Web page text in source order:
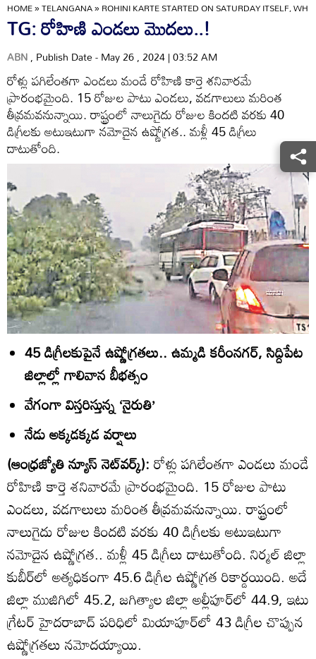
HOME»TELANGANA»ROHINI KARTE STARTED ON SATURDAY ITSELF,
TG: రోహిణి ఎండలు మొదలు..!
ABN, Publish Date - May 26 , 2024 | 03:52 AM
రోళ్లు పగిలేంతగా ఎండలు మండే రోహిణి కార్తె శనివారమే
ప్రారంభమైంది. 15 రోజుల పాటు ఎండలు, వడగాలులు మరింత
తీవ్రమవనున్నాయి. రాష్ట్రంలో నాలుగైదు రోజుల కిందటి వరకు 40
డిగ్రీలకు అటుఇటుగా నమోదైన ఉష్ణోగ్రత.. మళ్లీ 45 డిగ్రీలు
దాటుతోంది.
45 డిగ్రీలకుపైనే ఉష్ణోగ్రతలు.. ఉమ్మడి కరీంనగర్‌, సిద్దిపేట
జిల్లాల్లో గాలివాన బీభత్సం
వేగంగా విస్తరిస్తున్న ‘నైరుతి’
నేడు అక్కడక్కడ వర్షాలు
(ఆంధ్రజ్యోతి న్యూస్‌ నెట్‌వర్క్‌):రోళ్లు పగిలేంతగా ఎండలు మండే
రోహిణి కార్తె శనివారమే ప్రారంభమైంది. 15 రోజుల పాటు
ఎండలు, వడగాలులు మరింత తీవ్రమవనున్నాయి. రాష్ట్రంలో
నాలుగైదు రోజుల కిందటి వరకు 40 డిగ్రీలకు అటుఇటుగా
నమోదైన ఉష్ణోగ్రత.. మళ్లీ 45 డిగ్రీలు దాటుతోంది. నిర్మల్‌ జిల్లా
కుబీర్‌లో అత్యధికంగా 45.6 డిగ్రీల ఉష్ణోగ్రత రికార్డయింది. అదే
జిల్లా ముజిగిలో 45.2, జగిత్యాల జిల్లా అల్లీపూర్‌లో 44.9, ఇటు
గ్రేటర్‌ హైదరాబాద్‌ పరిధిలో మియాపూర్‌లో 43 డిగ్రీల చొప్పున
ఉష్ణోగ్రతలు నమోదయ్యాయి.